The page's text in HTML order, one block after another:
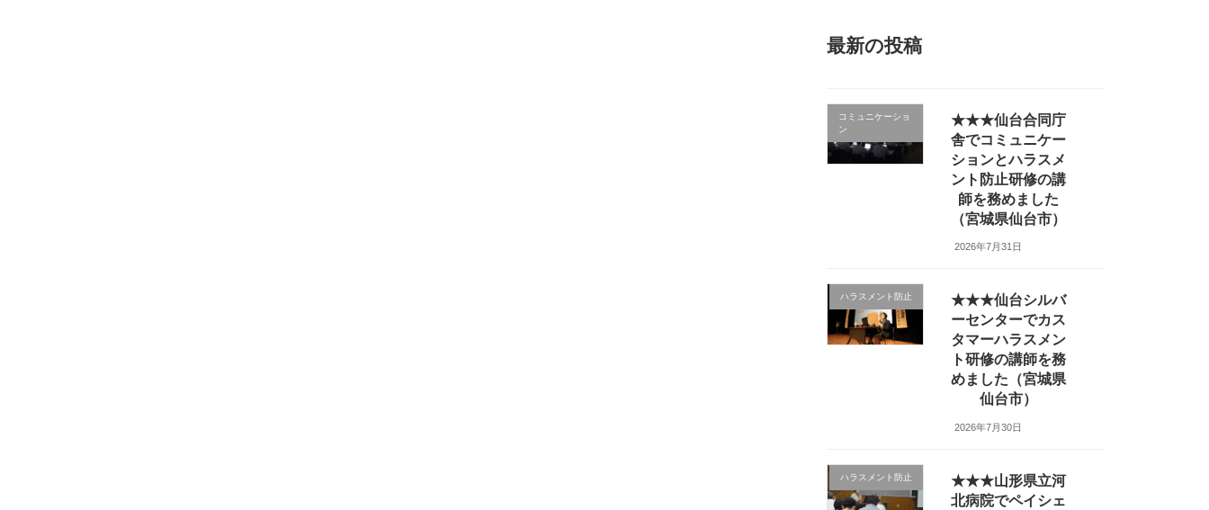
最新の投稿
コミュニケーショ
ン
★★★仙台合同庁
舎でコミュニケー
ションとハラスメ
ント防止研修の講
師を務めました
（宮城県仙台市）
2026年7月31日
ハラスメント防止
★★★仙台シルバ
ーセンターでカス
タマーハラスメン
ト研修の講師を務
めました（宮城県
仙台市）
2026年7月30日
ハラスメント防止
★★★山形県立河
北病院でペイシェ